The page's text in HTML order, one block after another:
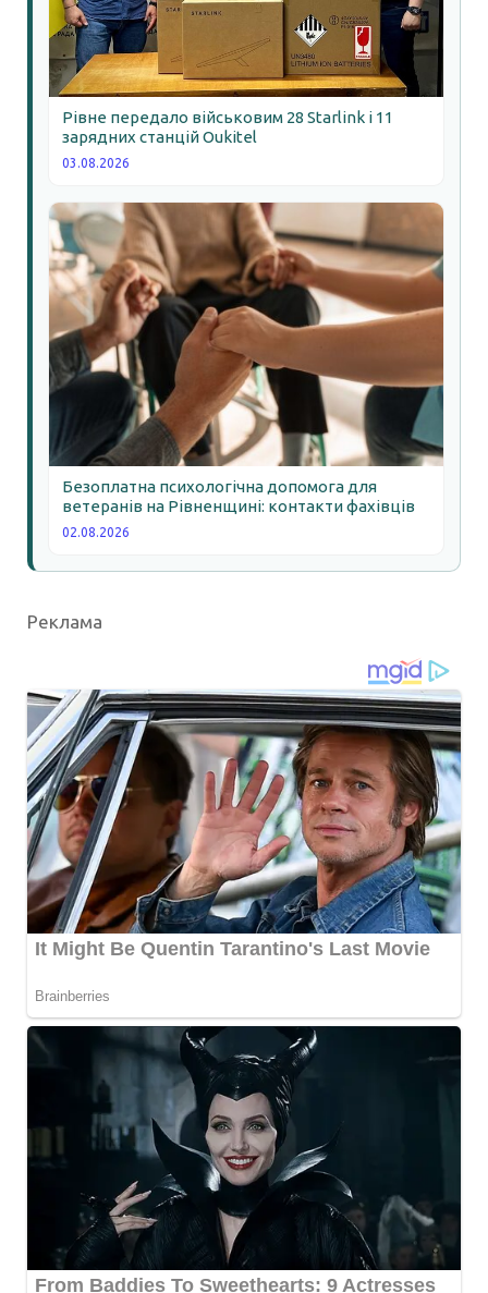
Рівне передало військовим 28 Starlink і 11
зарядних станцій Oukitel
03.08.2026
Безоплатна психологічна допомога для
ветеранів на Рівненщині: контакти фахівців
02.08.2026
Реклама